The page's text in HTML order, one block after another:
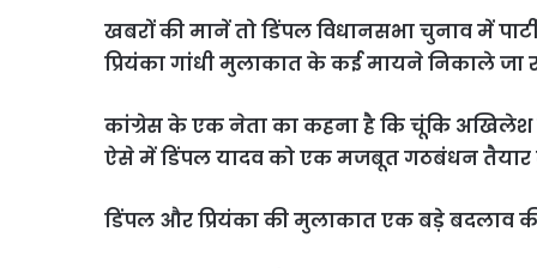
खबरों की मानें तो डिंपल विधानसभा चुनाव में
प्रियंका गांधी मुलाकात के कई मायने निकाले जा
कांग्रेस के एक नेता का कहना है कि चूंकि अखिलेश
ऐसे में डिंपल यादव को एक मजबूत गठबंधन तैयार
डिंपल और प्रियंका की मुलाकात एक बड़े बदलाव